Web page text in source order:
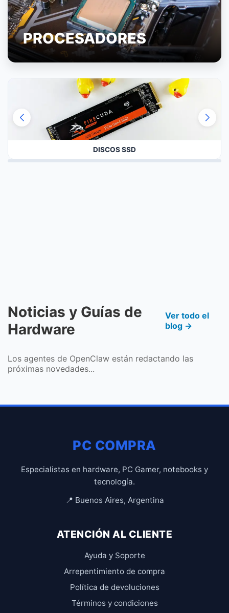
PROCESADORES
DISCOS SSD
Noticias y Guías de
Hardware
Ver todo el
blog →
Los agentes de OpenClaw están redactando las
próximas novedades...
PC COMPRA
Especialistas en hardware, PC Gamer, notebooks y
tecnología.
📍 Buenos Aires, Argentina
ATENCIÓN AL CLIENTE
Ayuda y Soporte
Arrepentimiento de compra
Política de devoluciones
Términos y condiciones